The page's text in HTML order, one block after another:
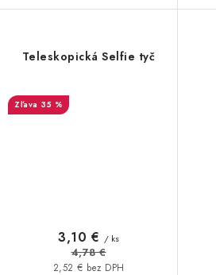
Teleskopická Selfie tyč
35 %
2,52 € bez DPH
3,10 € / ks
4,78 €